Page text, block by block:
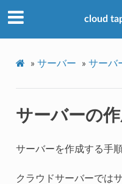
cloud
» サーバー » サーバ
サーバーの
サーバーを作成する手順
クラウドサーバーでは